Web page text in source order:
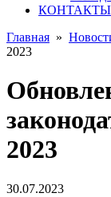
КОНТАКТЫ
Главная »
2023
2023
30.07.2023